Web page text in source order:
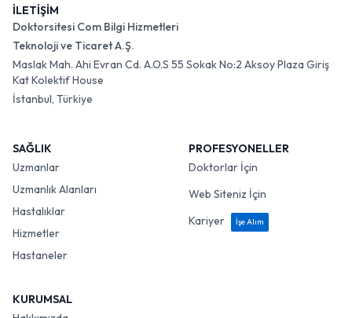
İLETİŞİM
Doktorsitesi Com Bilgi Hizmetleri
Teknoloji ve Ticaret A.Ş.
Maslak Mah. Ahi Evran Cd. A.O.S 55 Sokak No:2 Aksoy Plaza Giriş
Kat Kolektif House
İstanbul, Türkiye
SAĞLIK
Uzmanlar
Uzmanlık Alanları
Hastalıklar
Hizmetler
Hastaneler
PROFESYONELLER
Doktorlar İçin
Web Siteniz İçin
Kariyer
İşe Alım
KURUMSAL